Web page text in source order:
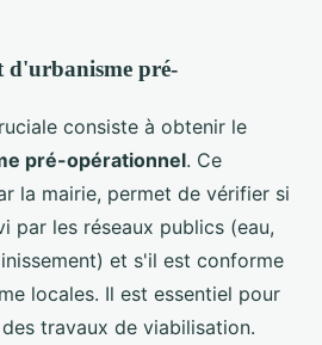
d'urbanisme pré-
consiste à obtenir le
pré-opérationnel. Ce
la mairie, permet de vérifier si
par les réseaux publics (eau,
et s'il est conforme
locales. Il est essentiel pour
travaux de viabilisation.